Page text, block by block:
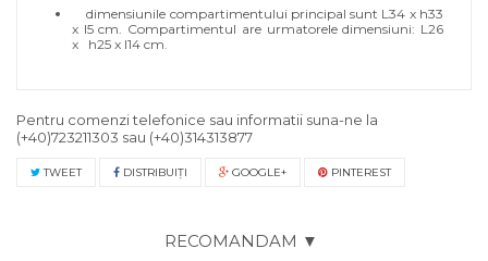
dimensiunile compartimentului principal sunt L34 x h33
x l5 cm. Compartimentul are urmatorele dimensiuni: L26
x h25 x l14 cm.
Pentru comenzi telefonice sau informatii suna-ne la
(+40)723211303 sau (+40)314313877
TWEET DISTRIBUIŢI GOOGLE+ PINTEREST
RECOMANDAM ▼